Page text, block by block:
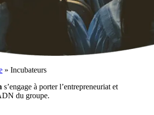
» Incubateurs
s’engage à porter l’entrepreneuriat et
du groupe.